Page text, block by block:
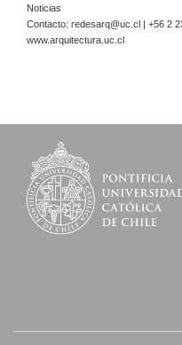
Noticias
Contacto: redesarq@uc.cl | +56 2
www.arquitectura.uc.cl